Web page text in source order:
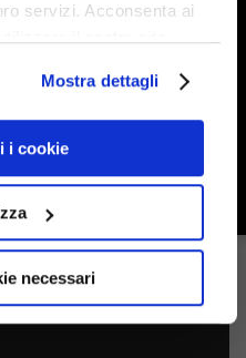
servizi. Acconsenta ai
Mostra dettagli
i cookie
necessari